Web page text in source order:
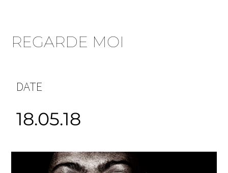
REGARDE MOI
DATE
18.05.18